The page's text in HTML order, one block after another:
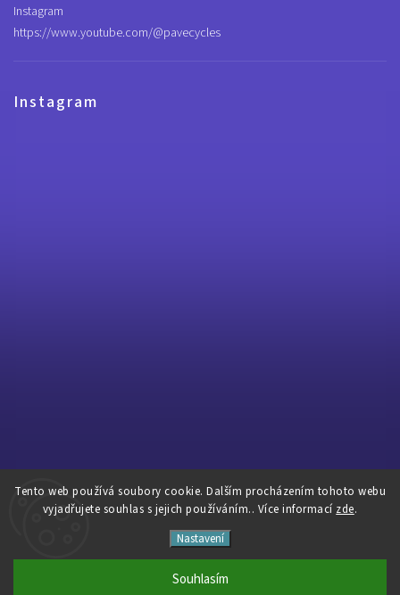
Tento web používá soubory cookie. Dalším procházením tohoto webu
vyjadřujete souhlas s jejich používáním.. Více informací zde.
Nastavení
Souhlasím
Instagram
https://www.youtube.com/@pavecycles
Instagram
Sledovat na Instagramu
Pavé Cycles. Všechna práva vyhrazena.
VytvořilShoptet| DesignShoptak.cz